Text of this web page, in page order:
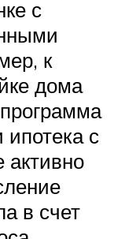
с
к
дома
с
активно
в счет